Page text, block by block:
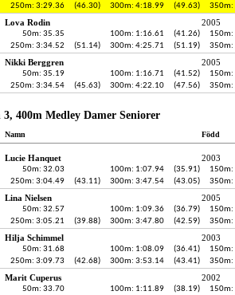
250m: 3:29.36
(46.30) 300m: 4:18.99 (49.63) 350m:
Lova Rodin 2005
50m: 35.35 100m: 1:16.61 (41.26)
150m:
250m: 3:34.52
(51.14) 300m: 4:25.71 (51.19) 350m:
Nikki Berggren 2005
50m: 35.19 100m: 1:16.71 (41.52)
150m:
250m: 3:34.54
(45.63) 300m: 4:22.10 (47.56) 350m:
3, 400m Medley Damer Seniorer
Namn Född
Lucie Hanquet 2003
50m: 32.03 100m: 1:07.94 (35.91)
150m:
250m: 3:04.49
(43.11) 300m: 3:47.54 (43.05) 350m:
Lina Nielsen 2005
50m: 32.57 100m: 1:09.36 (36.79)
150m:
250m: 3:05.21
(39.88) 300m: 3:47.80 (42.59) 350m:
Hilja Schimmel 2003
50m: 31.68 100m: 1:08.09 (36.41)
150m:
250m: 3:09.73
(42.68) 300m: 3:53.14 (43.41) 350m:
Marit Cuperus 2002
50m: 33.70 100m: 1:11.89 (38.19)
150m: